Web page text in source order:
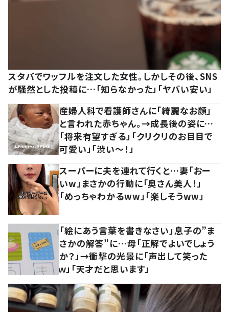
スタバでワッフルを注文した女性。しかしその後、SNS
が騒然とした投稿に…「知らなかった」「ヤバい安い」
産婦人科で看護師さんに「綺麗なお顔」
と言われた赤ちゃん。→成長後の姿に…
「将来有望すぎる」「クリクリのお目目で
可愛い」「渋い～！」
スーパーに夫を連れて行くと…妻「おー
いw」まさかの行動に「奥さん美人！」
「めっちゃわかるww」「楽しそうww」
「絵にあう言葉を書きなさい」息子の”ま
さかの解答”に…母「正解でよいでしょう
か？」→衝撃の光景に「声出して笑った
ｗ」「天才だと思います」